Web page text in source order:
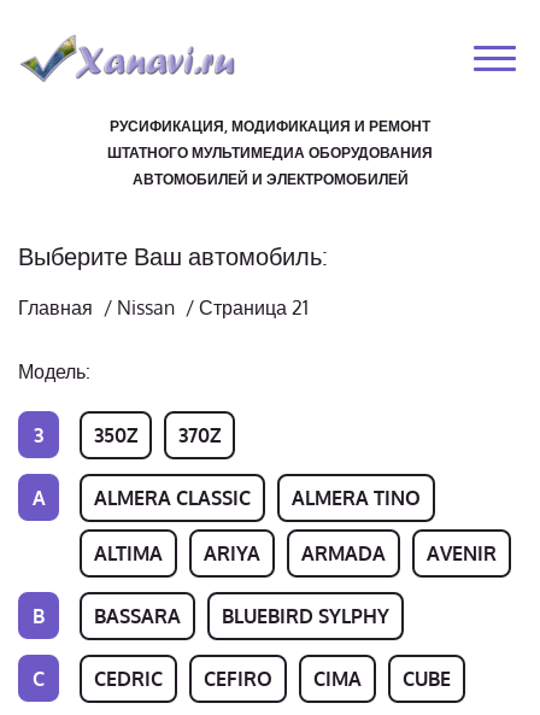
РУСИФИКАЦИЯ, МОДИФИКАЦИЯ И РЕМОНТ
ШТАТНОГО МУЛЬТИМЕДИА ОБОРУДОВАНИЯ
АВТОМОБИЛЕЙ И ЭЛЕКТРОМОБИЛЕЙ
Выберите Ваш автомобиль:
Главная / Nissan / Страница 21
Модель:
3 350Z 370Z
A ALMERA CLASSIC ALMERA TINO
ALTIMA ARIYA ARMADA AVENIR
B BASSARA BLUEBIRD SYLPHY
C CEDRIC CEFIRO CIMA CUBE